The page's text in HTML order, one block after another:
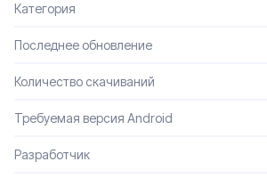
Категория
Последнее обновление
Количество скачиваний
Требуемая версия Android
Разработчик